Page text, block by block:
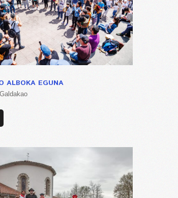
ALBOKA EGUNA